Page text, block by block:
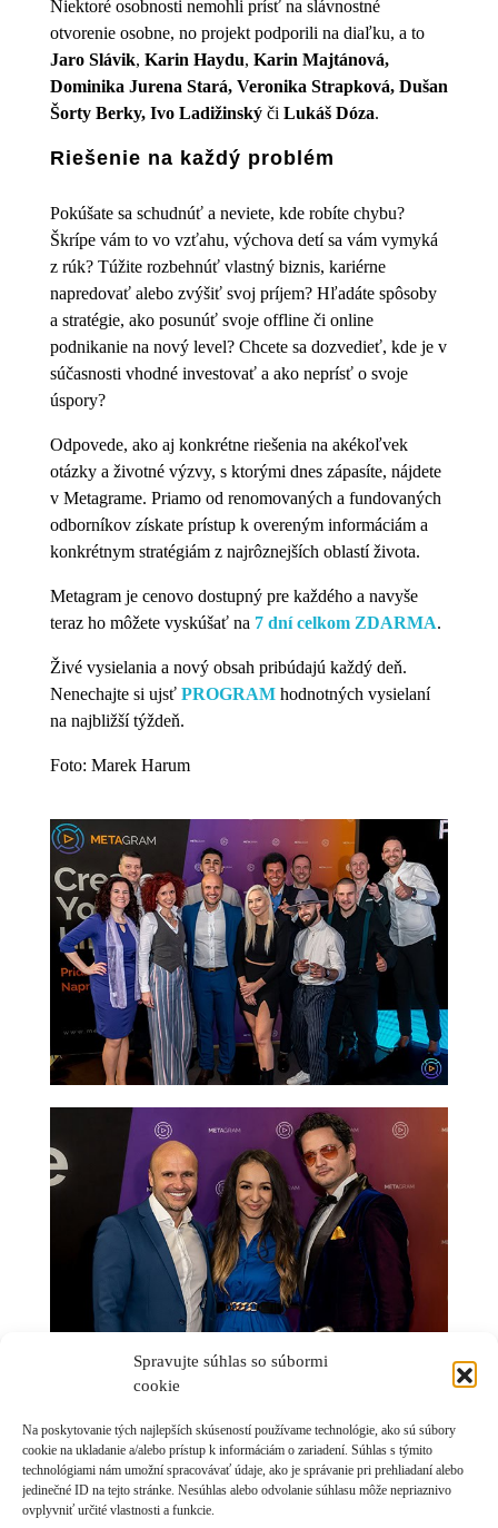
Spravujte súhlas so súbormi
cookie
Na poskytovanie tých najlepších skúseností používame technológie, ako sú súbory
cookie na ukladanie a/alebo prístup k informáciám o zariadení. Súhlas s týmito
technológiami nám umožní spracovávať údaje, ako je správanie pri prehliadaní alebo
jedinečné ID na tejto stránke. Nesúhlas alebo odvolanie súhlasu môže nepriaznivo
ovplyvniť určité vlastnosti a funkcie.
Niektoré osobnosti nemohli prísť na slávnostné
otvorenie osobne, no projekt podporili na diaľku, a to
Jaro Slávik, Karin Haydu, Karin Majtánová,
Dominika Jurena Stará, Veronika Strapková, Dušan
Šorty Berky, Ivo Ladižinský či Lukáš Dóza.
Riešenie na každý problém
Pokúšate sa schudnúť a neviete, kde robíte chybu?
Škrípe vám to vo vzťahu, výchova detí sa vám vymyká
z rúk? Túžite rozbehnúť vlastný biznis, kariérne
napredovať alebo zvýšiť svoj príjem? Hľadáte spôsoby
a stratégie, ako posunúť svoje offline či online
podnikanie na nový level? Chcete sa dozvedieť, kde je v
súčasnosti vhodné investovať a ako neprísť o svoje
úspory?
Odpovede, ako aj konkrétne riešenia na akékoľvek
otázky a životné výzvy, s ktorými dnes zápasíte, nájdete
v Metagrame. Priamo od renomovaných a fundovaných
odborníkov získate prístup k overeným informáciám a
konkrétnym stratégiám z najrôznejších oblastí života.
Metagram je cenovo dostupný pre každého a navyše
teraz ho môžete vyskúšať na 7 dní celkom ZDARMA.
Živé vysielania a nový obsah pribúdajú každý deň.
Nenechajte si ujsť PROGRAM hodnotných vysielaní
na najbližší týždeň.
Foto: Marek Harum
Read More